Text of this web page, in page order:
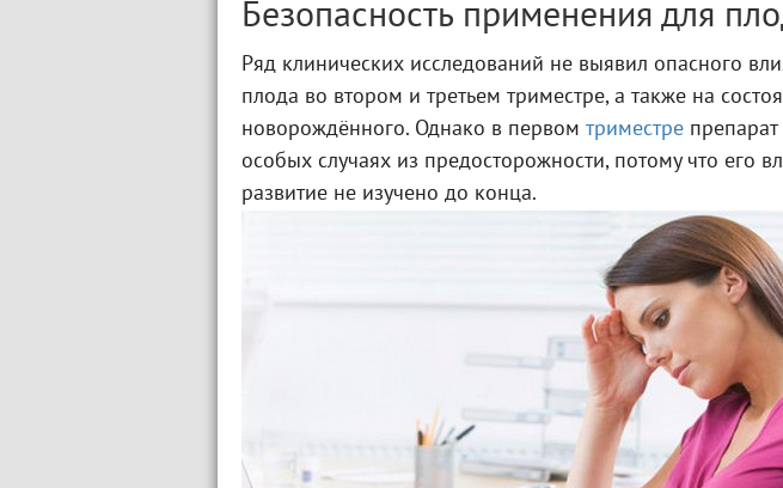
Безопасность применения для
Ряд клинических исследований не выявил опасного
плода во втором и третьем триместре, а также на
новорождённого. Однако в первом триместре
особых случаях из предосторожности, потому что его
развитие не изучено до конца.